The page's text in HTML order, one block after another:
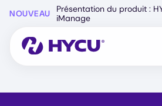
content
NOUVEAU
Présentation du produit :
iManage